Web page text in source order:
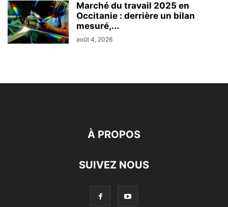
Marché du travail 2025 en
Occitanie : derrière un bilan
mesuré,...
août 4, 2026
À PROPOS
SUIVEZ NOUS